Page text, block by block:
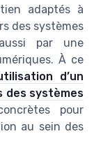
adaptés à
des systèmes
aussi par une
À ce
d’un
des systèmes
pour
au sein des